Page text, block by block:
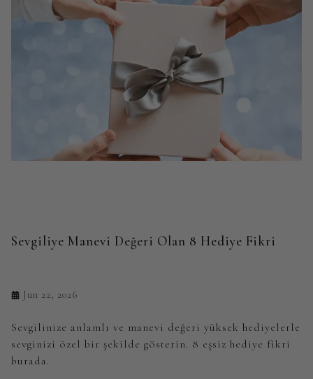
Sevgiliye Manevi Değeri Olan 8 Hediye Fikri
Jun 22, 2026
Sevgilinize anlamlı ve manevi değeri yüksek hediyelerle
sevginizi özel bir şekilde gösterin. 8 eşsiz hediye fikri
burada.